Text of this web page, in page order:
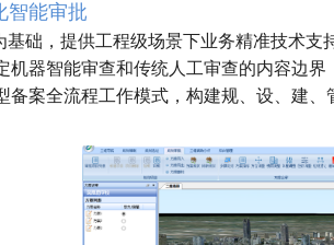
智能审批
，提供工程级场景下业务精准技术支
机器智能审查和传统人工审查的内容边
备案全流程工作模式，构建规、设、建